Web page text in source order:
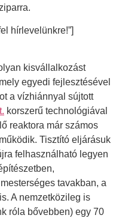
hírlevelünkre!”]
kisvállalkozást
egyedi fejlesztésével
a vízhiánnyal sújtott
korszerű technológiával
reaktora már számos
Tisztító eljárásuk
felhasználható legyen
tavakban, a
A nemzetközileg is
róla bővebben) egy 70